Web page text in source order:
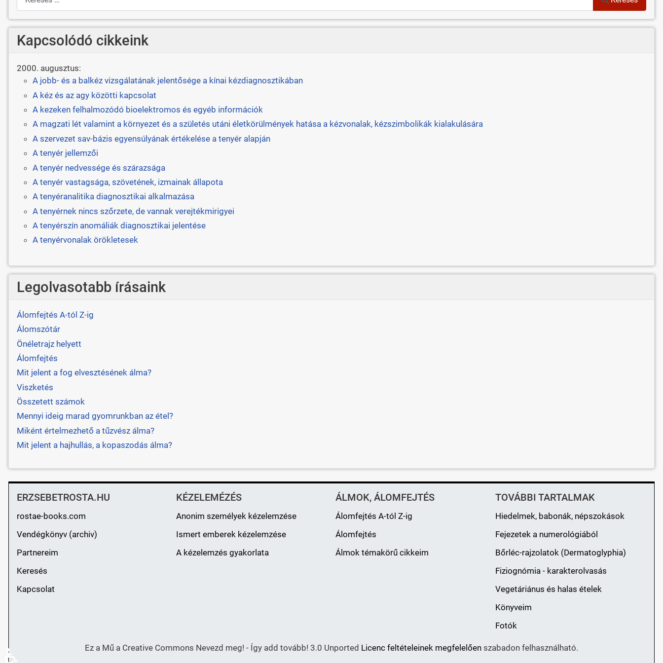
Kapcsolódó cikkeink
2000. augusztus:
A jobb- és a balkéz vizsgálatának jelentősége a kínai kézdiagnosztikában
A kéz és az agy közötti kapcsolat
A kezeken felhalmozódó bioelektromos és egyéb információk
A magzati lét valamint a környezet és a születés utáni életkörülmények hatása a kézvonalak, kézszimbolikák kialakulására
A szervezet sav-bázis egyensúlyának értékelése a tenyér alapján
A tenyér jellemzői
A tenyér nedvessége és szárazsága
A tenyér vastagsága, szövetének, izmainak állapota
A tenyéranalitika diagnosztikai alkalmazása
A tenyérnek nincs szőrzete, de vannak verejtékmirigyei
A tenyérszín anomáliák diagnosztikai jelentése
A tenyérvonalak örökletesek
Legolvasotabb írásaink
Álomfejtés A-tól Z-ig
Álomszótár
Önéletrajz helyett
Álomfejtés
Mit jelent a fog elvesztésének álma?
Viszketés
Összetett számok
Mennyi ideig marad gyomrunkban az étel?
Miként értelmezhető a tűzvész álma?
Mit jelent a hajhullás, a kopaszodás álma?
ERZSEBETROSTA.HU
rostae-books.com
Vendégkönyv (archiv)
Partnereim
Keresés
Kapcsolat
KÉZELEMÉZÉS
Anonim személyek kézelemzése
Ismert emberek kézelemzése
A kézelemzés gyakorlata
ÁLMOK, ÁLOMFEJTÉS
Álomfejtés A-tól Z-ig
Álomfejtés
Álmok témakörű cikkeim
TOVÁBBI TARTALMAK
Hiedelmek, babonák, népszokások
Fejezetek a numerológiából
Bőrléc-rajzolatok (Dermatoglyphia)
Fiziognómia - karakterolvasás
Vegetáriánus és halas ételek
Könyveim
Fotók
Ez a Mű a Creative Commons Nevezd meg! - Így add tovább! 3.0 Unported Licenc feltételeinek megfelelően szabadon felhasználható.